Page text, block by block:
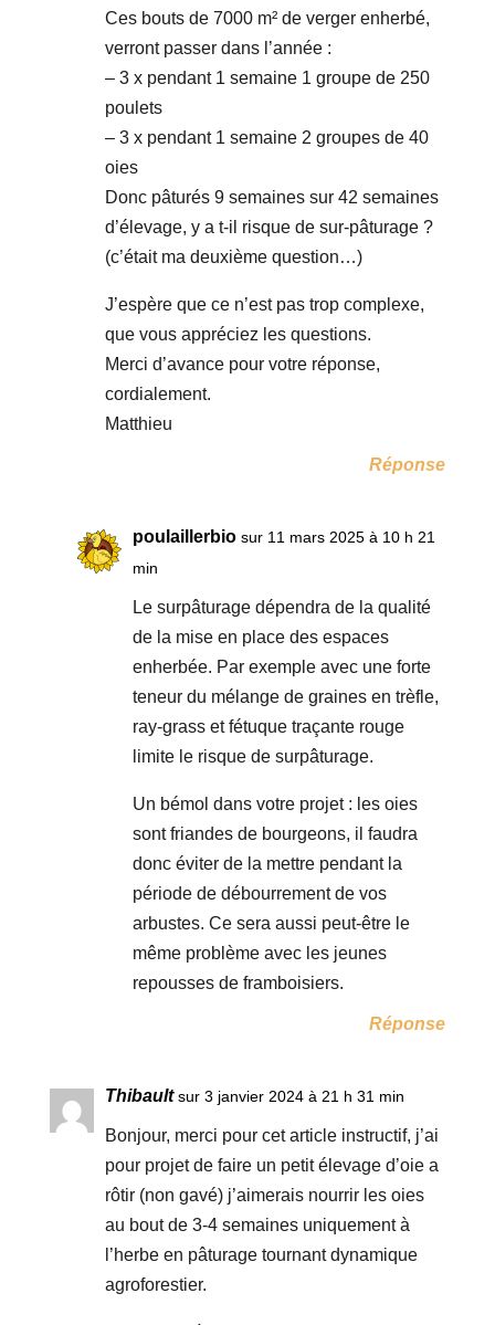
Ces bouts de 7000 m² de verger enherbé,
verront passer dans l’année :
– 3 x pendant 1 semaine 1 groupe de 250
poulets
– 3 x pendant 1 semaine 2 groupes de 40
oies
Donc pâturés 9 semaines sur 42 semaines
d’élevage, y a t-il risque de sur-pâturage ?
(c’était ma deuxième question…)
J’espère que ce n’est pas trop complexe,
que vous appréciez les questions.
Merci d’avance pour votre réponse,
cordialement.
Matthieu
Réponse
poulaillerbio sur 11 mars 2025 à 10 h 21
min
Le surpâturage dépendra de la qualité
de la mise en place des espaces
enherbée. Par exemple avec une forte
teneur du mélange de graines en trèfle,
ray-grass et fétuque traçante rouge
limite le risque de surpâturage.
Un bémol dans votre projet : les oies
sont friandes de bourgeons, il faudra
donc éviter de la mettre pendant la
période de débourrement de vos
arbustes. Ce sera aussi peut-être le
même problème avec les jeunes
repousses de framboisiers.
Réponse
Thibault sur 3 janvier 2024 à 21 h 31 min
Bonjour, merci pour cet article instructif, j’ai
pour projet de faire un petit élevage d’oie a
rôtir (non gavé) j’aimerais nourrir les oies
au bout de 3-4 semaines uniquement à
l’herbe en pâturage tournant dynamique
agroforestier.